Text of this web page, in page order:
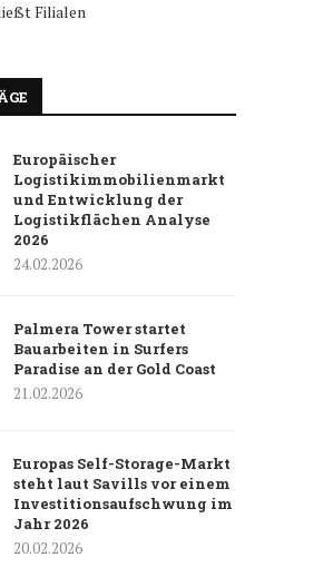
Filialen
Europäischer
Logistikimmobilienmarkt
und Entwicklung der
Logistikflächen Analyse
2026
24.02.2026
Palmera Tower startet
Bauarbeiten in Surfers
Paradise an der Gold Coast
21.02.2026
Europas Self-Storage-Markt
steht laut Savills vor einem
Investitionsaufschwung im
Jahr 2026
20.02.2026